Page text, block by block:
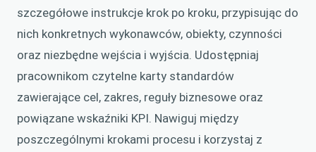
szczegółowe instrukcje krok po kroku, przypisując do
nich konkretnych wykonawców, obiekty, czynności
oraz niezbędne wejścia i wyjścia. Udostępniaj
pracownikom czytelne karty standardów
zawierające cel, zakres, reguły biznesowe oraz
powiązane wskaźniki KPI. Nawiguj między
poszczególnymi krokami procesu i korzystaj z